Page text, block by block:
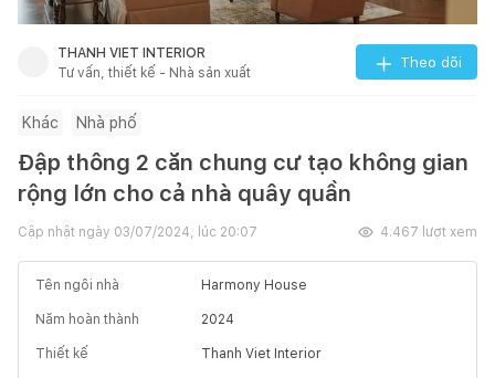
THANH VIET INTERIOR
Tư vấn, thiết kế - Nhà sản xuất
Theo dõi
Khác Nhà phố
Đập thông 2 căn chung cư tạo không gian
rộng lớn cho cả nhà quây quần
Cập nhật ngày 03/07/2024, lúc 20:07 4.467 lượt xem
Tên ngôi nhà Harmony House
Năm hoàn thành 2024
Thiết kế Thanh Viet Interior